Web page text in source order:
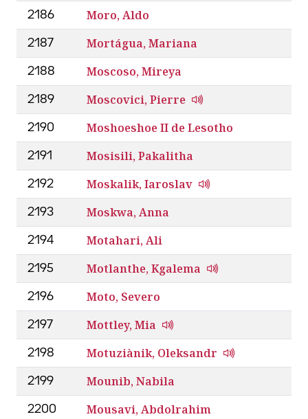
2186 Moro, Aldo
2187 Mortágua, Mariana
2188 Moscoso, Mireya
2189 Moscovici, Pierre
2190 Moshoeshoe II de Lesotho
2191 Mosisili, Pakalitha
2192 Moskalik, Iaroslav
2193 Moskwa, Anna
2194 Motahari, Ali
2195 Motlanthe, Kgalema
2196 Moto, Severo
2197 Mottley, Mia
2198 Motuziànik, Oleksandr
2199 Mounib, Nabila
2200 Mousavi, Abdolrahim